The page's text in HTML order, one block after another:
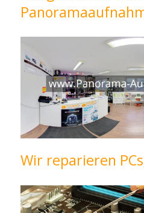
Wir reparieren